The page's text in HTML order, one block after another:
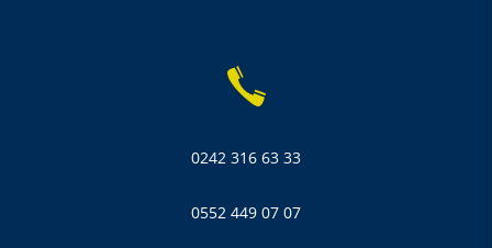
0242 316 63 33
0552 449 07 07